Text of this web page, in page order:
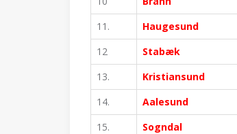
11.
Haugesund
12
Stabæk
13.
Kristiansund
14.
Aalesund
15.
Sogndal